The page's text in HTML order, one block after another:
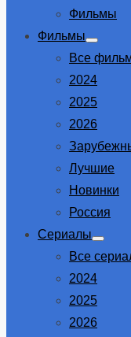
Фильмы
Фильмы
Show
sub
Все
2024
2025
2026
Лучшие
Новинки
Россия
Сериалы
Show
sub
Все
2024
2025
2026